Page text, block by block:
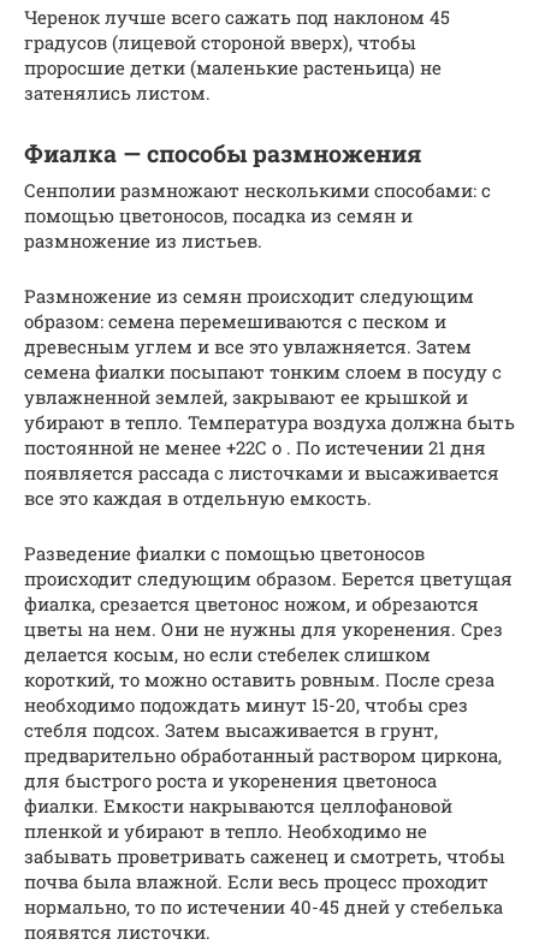
Черенок лучше всего сажать под наклоном 45
градусов (лицевой стороной вверх), чтобы
проросшие детки (маленькие растеньица) не
затенялись листом.
Фиалка — способы размножения
Сенполии размножают несколькими способами: с
помощью цветоносов, посадка из семян и
размножение из листьев.
Размножение из семян происходит следующим
образом: семена перемешиваются с песком и
древесным углем и все это увлажняется. Затем
семена фиалки посыпают тонким слоем в посуду с
увлажненной землей, закрывают ее крышкой и
убирают в тепло. Температура воздуха должна быть
постоянной не менее +22С o . По истечении 21 дня
появляется рассада с листочками и высаживается
все это каждая в отдельную емкость.
Разведение фиалки с помощью цветоносов
происходит следующим образом. Берется цветущая
фиалка, срезается цветонос ножом, и обрезаются
цветы на нем. Они не нужны для укоренения. Срез
делается косым, но если стебелек слишком
короткий, то можно оставить ровным. После среза
необходимо подождать минут 15-20, чтобы срез
стебля подсох. Затем высаживается в грунт,
предварительно обработанный раствором циркона,
для быстрого роста и укоренения цветоноса
фиалки. Емкости накрываются целлофановой
пленкой и убирают в тепло. Необходимо не
забывать проветривать саженец и смотреть, чтобы
почва была влажной. Если весь процесс проходит
нормально, то по истечении 40-45 дней у стебелька
появятся листочки.